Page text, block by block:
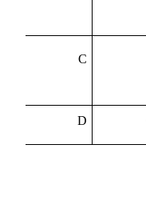
C
D